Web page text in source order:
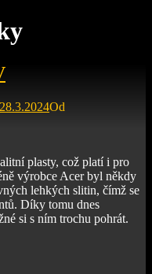
28.3.2024Od
plasty, což platí i pro
výrobce Acer byl někdy
lehkých slitin, čímž se
Díky tomu dnes
si s ním trochu pohrát.